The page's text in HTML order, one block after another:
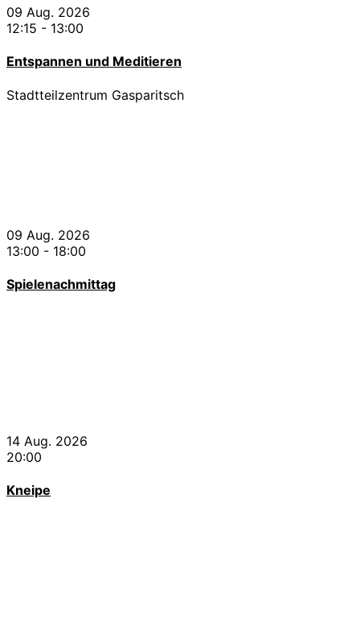
09 Aug. 2026
12:15 - 13:00
Entspannen und Meditieren
Stadtteilzentrum Gasparitsch
09 Aug. 2026
13:00 - 18:00
Spielenachmittag
14 Aug. 2026
20:00
Kneipe